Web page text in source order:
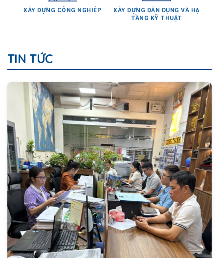
XÂY DỰNG CÔNG NGHIỆP
XÂY DỰNG DÂN DỤNG VÀ HẠ
TẦNG KỸ THUẬT
TIN TỨC